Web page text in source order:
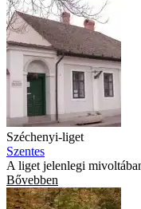
Széchenyi-liget
Szentes
A liget jelenlegi
Bővebben